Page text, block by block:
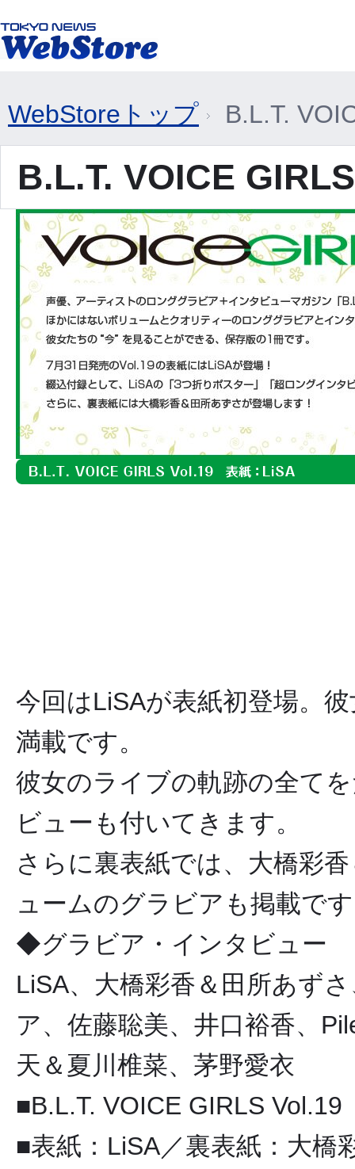
WebStoreトップ B.L.T.
B.L.T. VOICE
今回はLiSAが表紙初登場。
満載です。
彼女のライブの軌跡の全て
ビューも付いてきます。
さらに裏表紙では、大橋彩
ュームのグラビアも掲載で
◆グラビア・インタビュー
LiSA、大橋彩香＆田所あず
ア、佐藤聡美、井口裕香、
天＆夏川椎菜、茅野愛衣
■B.L.T. VOICE GIRLS Vol.19
■表紙：LiSA／裏表紙：大橋